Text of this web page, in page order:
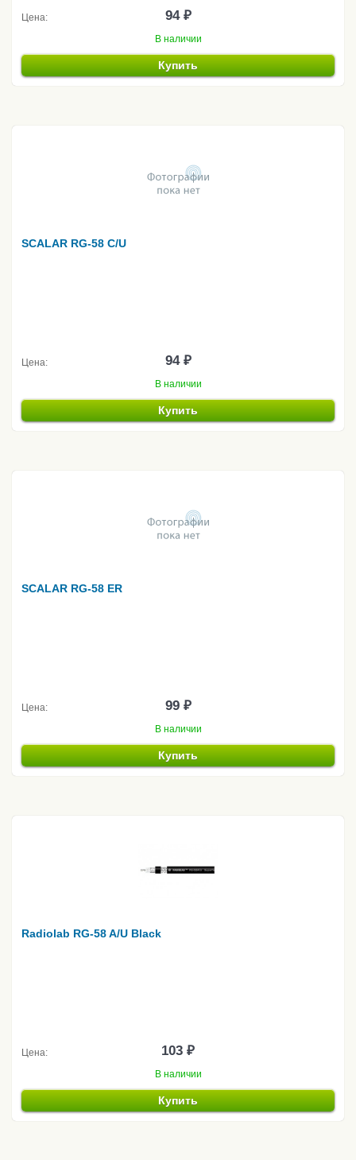
Цена: 94 ₽
В наличии
Купить
SCALAR RG-58 C/U
Цена: 94 ₽
В наличии
Купить
SCALAR RG-58 ER
Цена: 99 ₽
В наличии
Купить
Radiolab RG-58 A/U Black
Цена: 103 ₽
В наличии
Купить